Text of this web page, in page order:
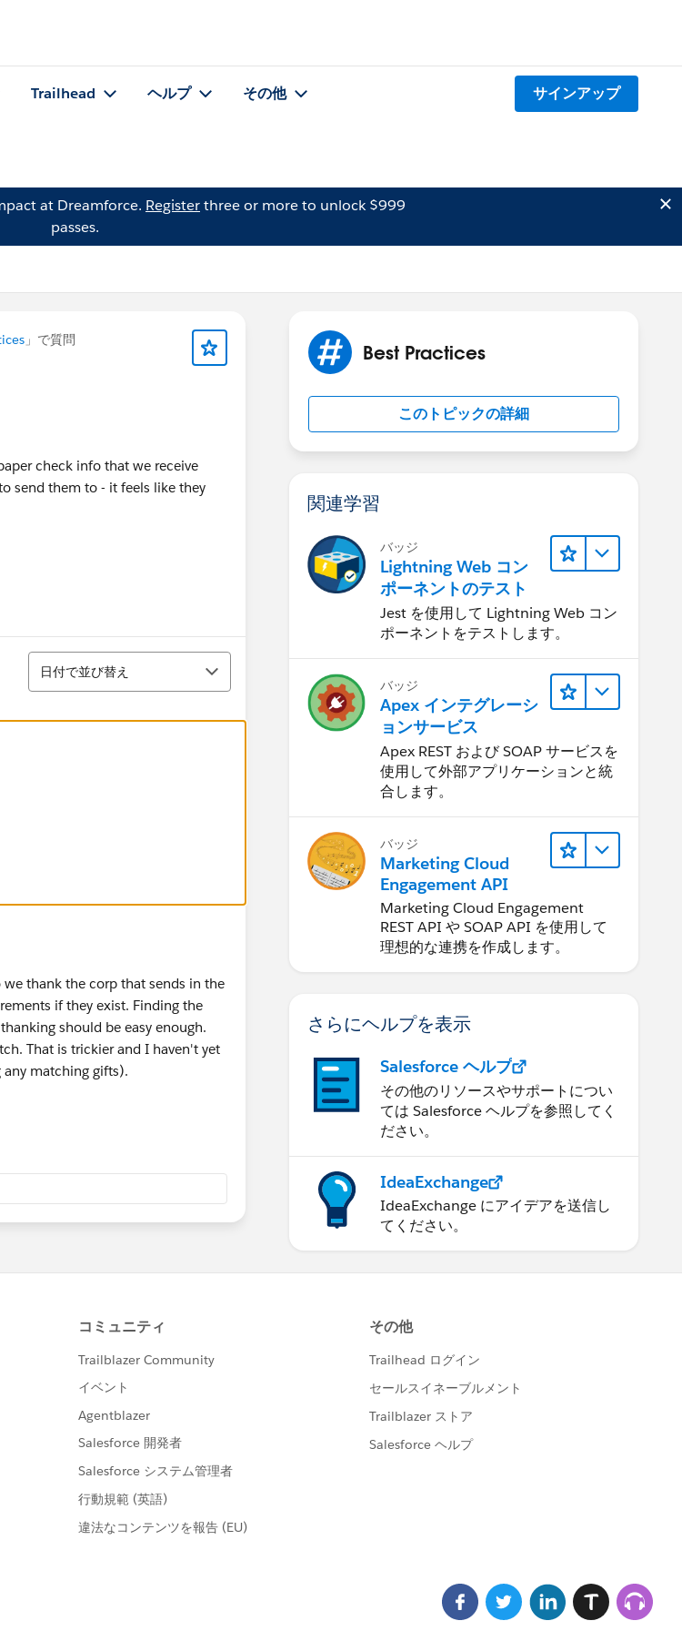
Trailhead ヘルプ その他 サインアップ
at Dreamforce. Registerthree or more to unlock $999
passes.
」で質問
check info that we receive
send them to - it feels like they
並び替え
日付で並び替え
thank the corp that sends in the
if they exist. Finding the
should be easy enough.
That is trickier and I haven't yet
matching gifts).
Best Practices
このトピックの詳細
関連学習
バッジ
Lightning Web コン
ポーネントのテスト
Jest を使用して Lightning Web コン
ポーネントをテストします。
バッジ
Apex インテグレーシ
ョンサービス
Apex REST および SOAP サービスを
使用して外部アプリケーションと統
合します。
バッジ
Marketing Cloud
Engagement API
Marketing Cloud Engagement
REST API や SOAP API を使用して
理想的な連携を作成します。
さらにヘルプを表示
Salesforce ヘルプ
その他のリソースやサポートについ
ては Salesforce ヘルプを参照してく
ださい。
IdeaExchange
IdeaExchange にアイデアを送信し
てください。